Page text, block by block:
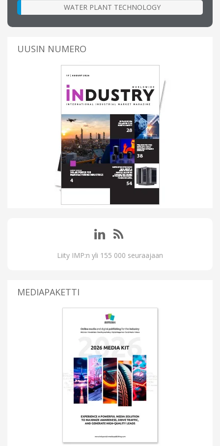
WATER PLANT TECHNOLOGY
UUSIN NUMERO
Liity IMP:n yli 155 000 seuraajaan
MEDIAPAKETTI